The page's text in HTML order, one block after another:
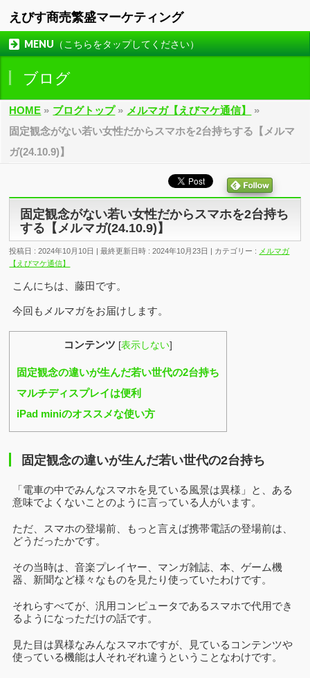
えびす商売繁盛マーケティング
MENU（こちらをタップしてください）
ブログ
HOME » ブログトップ» メルマガ【えびマケ通信】
»
固定観念がない若い女性だからスマホを2台持ちする【メルマ
ガ(24.10.9)】
固定観念がない若い女性だからスマホを2台持ち
する【メルマガ(24.10.9)】
投稿日 : 2024年10月10日 最終更新日時 : 2024年10月23日 カテゴリー : メルマガ
【えびマケ通信】
こんにちは、藤田です。
今回もメルマガをお届けします。
コンテンツ [表示しない]
固定観念の違いが生んだ若い世代の2台持ち
マルチディスプレイは便利
iPad miniのオススメな使い方
固定観念の違いが生んだ若い世代の2台持ち
「電車の中でみんなスマホを見ている風景は異様」と、ある
意味でよくないことのように言っている人がいます。
ただ、スマホの登場前、もっと言えば携帯電話の登場前は、
どうだったかです。
その当時は、音楽プレイヤー、マンガ雑誌、本、ゲーム機
器、新聞など様々なものを見たり使っていたわけです。
それらすべてが、汎用コンピュータであるスマホで代用でき
るようになっただけの話です。
見た目は異様なみんなスマホですが、見ているコンテンツや
使っている機能は人それぞれ違うということなわけです。